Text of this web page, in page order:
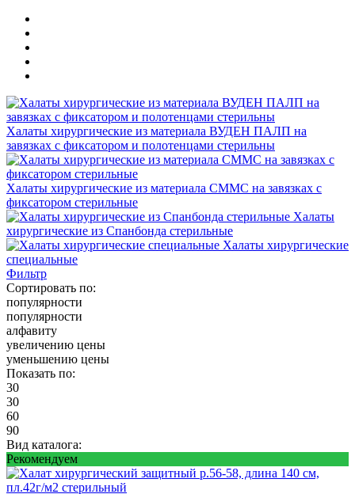
Халаты хирургические из материала ВУДЕН ПАЛП на
завязках с фиксатором и полотенцами стерильны
Халаты хирургические из материала СММС на завязках с
фиксатором стерильные
Халаты
хирургические из Спанбонда стерильные
Халаты хирургические
специальные
Фильтр
Сортировать по:
популярности
популярности
алфавиту
увеличению цены
уменьшению цены
Показать по:
30
30
60
90
Вид каталога:
Рекомендуем